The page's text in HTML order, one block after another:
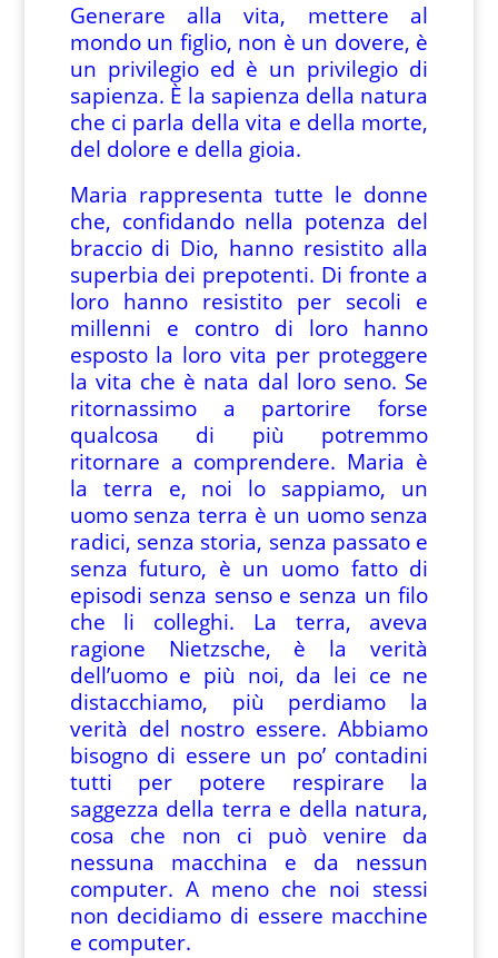
Generare alla vita, mettere al
mondo un figlio, non è un dovere, è
un privilegio ed è un privilegio di
sapienza. È la sapienza della natura
che ci parla della vita e della morte,
del dolore e della gioia.
Maria rappresenta tutte le donne
che, confidando nella potenza del
braccio di Dio, hanno resistito alla
superbia dei prepotenti. Di fronte a
loro hanno resistito per secoli e
millenni e contro di loro hanno
esposto la loro vita per proteggere
la vita che è nata dal loro seno. Se
ritornassimo a partorire forse
qualcosa di più potremmo
ritornare a comprendere. Maria è
la terra e, noi lo sappiamo, un
uomo senza terra è un uomo senza
radici, senza storia, senza passato e
senza futuro, è un uomo fatto di
episodi senza senso e senza un filo
che li colleghi. La terra, aveva
ragione Nietzsche, è la verità
dell’uomo e più noi, da lei ce ne
distacchiamo, più perdiamo la
verità del nostro essere. Abbiamo
bisogno di essere un po’ contadini
tutti per potere respirare la
saggezza della terra e della natura,
cosa che non ci può venire da
nessuna macchina e da nessun
computer. A meno che noi stessi
non decidiamo di essere macchine
e computer.